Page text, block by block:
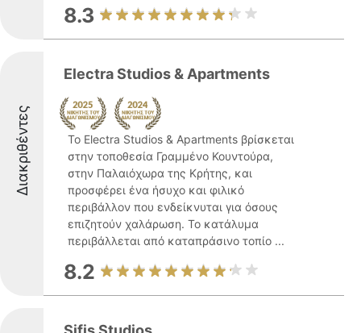
8.3
Διακριθέντες
Electra Studios & Apartments
Το Electra Studios & Apartments βρίσκεται
στην τοποθεσία Γραμμένο Κουντούρα,
στην Παλαιόχωρα της Κρήτης, και
προσφέρει ένα ήσυχο και φιλικό
περιβάλλον που ενδείκνυται για όσους
επιζητούν χαλάρωση. Το κατάλυμα
περιβάλλεται από καταπράσινο τοπίο ...
8.2